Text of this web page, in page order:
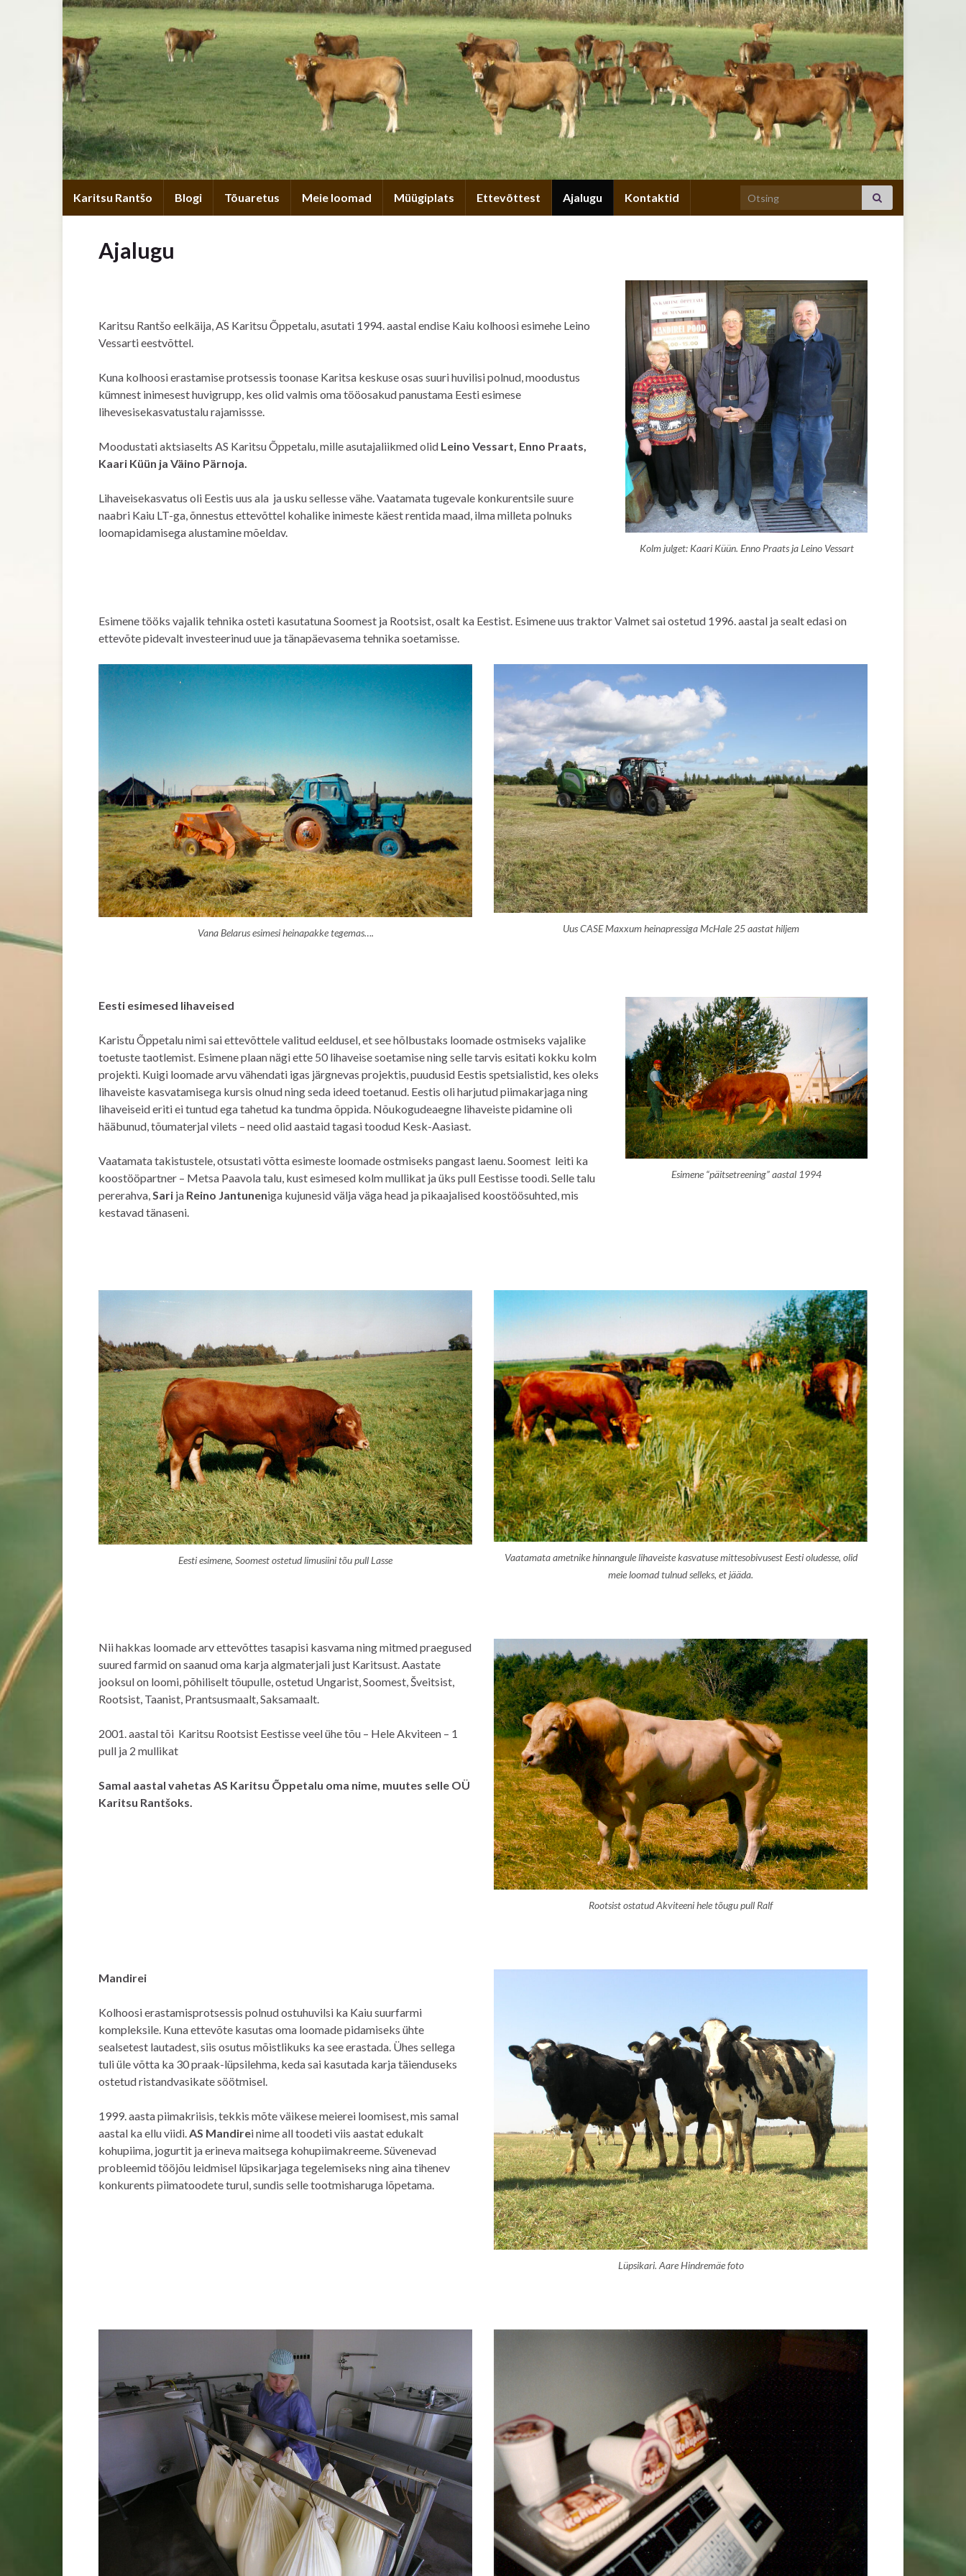
Karitsu Rantšo Blogi Tõuaretus Meie loomad Müügiplats Ettevõttest Ajalugu Kontaktid Search for:
Ajalugu
Karitsu Rantšo eelkäija, AS Karitsu Õppetalu, asutati 1994. aastal endise Kaiu kolhoosi esimehe Leino
Vessarti eestvõttel.
Kuna kolhoosi erastamise protsessis toonase Karitsa keskuse osas suuri huvilisi polnud, moodustus
kümnest inimesest huvigrupp, kes olid valmis oma tööosakud panustama Eesti esimese
lihevesisekasvatustalu rajamissse.
Moodustati aktsiaselts AS Karitsu Õppetalu, mille asutajaliikmed olid Leino Vessart, Enno Praats,
Kaari Küün ja Väino Pärnoja.
Lihaveisekasvatus oli Eestis uus ala ja usku sellesse vähe. Vaatamata tugevale konkurentsile suure
naabri Kaiu LT-ga, õnnestus ettevõttel kohalike inimeste käest rentida maad, ilma milleta polnuks
loomapidamisega alustamine mõeldav.
Kolm julget: Kaari Küün. Enno Praats ja Leino Vessart
Esimene tööks vajalik tehnika osteti kasutatuna Soomest ja Rootsist, osalt ka Eestist. Esimene uus traktor Valmet sai ostetud 1996. aastal ja sealt edasi on
ettevõte pidevalt investeerinud uue ja tänapäevasema tehnika soetamisse.
Vana Belarus esimesi heinapakke tegemas…. Uus CASE Maxxum heinapressiga McHale 25 aastathiljem
Eesti esimesed lihaveised
Karistu Õppetalu nimi sai ettevõttele valitud eeldusel, et see hõlbustaks loomade ostmiseks vajalike
toetuste taotlemist. Esimene plaan nägi ette 50 lihaveise soetamise ning selle tarvis esitati kokku kolm
projekti. Kuigi loomade arvu vähendati igas järgnevas projektis, puudusid Eestis spetsialistid, kes oleks
lihaveiste kasvatamisega kursis olnud ning seda ideed toetanud. Eestis oli harjutud piimakarjaga ning
lihaveiseid eriti ei tuntud ega tahetud ka tundma õppida. Nõukogudeaegne lihaveiste pidamine oli
hääbunud, tõumaterjal vilets – need olid aastaid tagasi toodud Kesk-Aasiast.
Vaatamata takistustele, otsustati võtta esimeste loomade ostmiseks pangast laenu. Soomest leiti ka
koostööpartner – Metsa Paavola talu, kust esimesed kolm mullikat ja üks pull Eestisse toodi. Selle talu
pererahva,Sari ja Reino Jantuneniga kujunesid välja väga head ja pikaajalised koostöösuhted, mis
kestavad tänaseni.
Esimene “päitsetreening” aastal 1994
Eesti esimene, Soomest ostetud limusiini tõu pull Lasse
Vaatamata ametnike hinnangule lihaveiste kasvatuse mittesobivusest Eesti oludesse, olid
meie loomad tulnud selleks, et jääda.
Nii hakkas loomade arv ettevõttes tasapisi kasvama ning mitmed praegused
suured farmid on saanud oma karja algmaterjali just Karitsust. Aastate
jooksul on loomi, põhiliselt tõupulle, ostetud Ungarist, Soomest, Šveitsist,
Rootsist, Taanist, Prantsusmaalt, Saksamaalt.
2001. aastal tõi Karitsu Rootsist Eestisse veel ühe tõu – Hele Akviteen – 1
pull ja 2 mullikat
Samal aastal vahetas AS Karitsu Õppetalu oma nime, muutes selle OÜ
Karitsu Rantšoks.
Rootsist ostatud Akviteeni hele tõugu pull Ralf
Mandirei
Kolhoosi erastamisprotsessis polnud ostuhuvilsi ka Kaiu suurfarmi
kompleksile. Kuna ettevõte kasutas oma loomade pidamiseks ühte
sealsetest lautadest, siis osutus mõistlikuks ka see erastada. Ühes sellega
tuli üle võtta ka 30 praak-lüpsilehma, keda sai kasutada karja täienduseks
ostetud ristandvasikate söötmisel.
1999. aasta piimakriisis, tekkis mõte väikese meierei loomisest, mis samal
aastal ka ellu viidi.AS Mandirei nime all toodeti viis aastat edukalt
kohupiima, jogurtit ja erineva maitsega kohupiimakreeme. Süvenevad
probleemid tööjõu leidmisel lüpsikarjaga tegelemiseks ning aina tihenev
konkurents piimatoodete turul, sundis selle tootmisharuga lõpetama.
Lüpsikari. Aare Hindremäe foto